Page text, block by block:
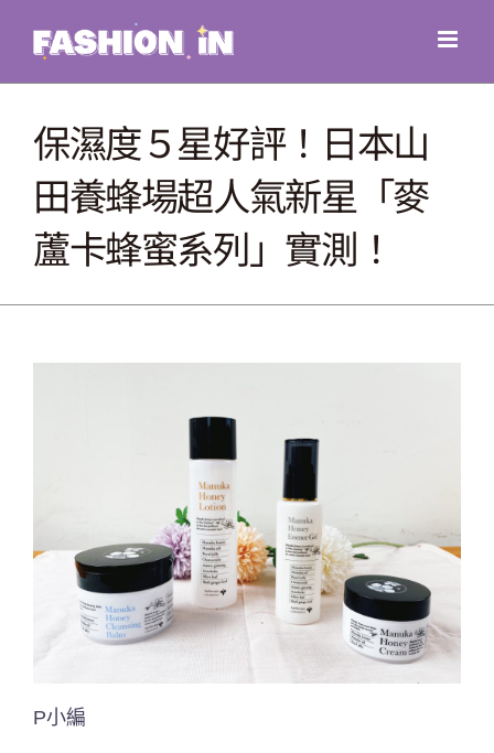
content
保濕度５星好評！日本山
田養蜂場超人氣新星「麥
蘆卡蜂蜜系列」實測！
P小編